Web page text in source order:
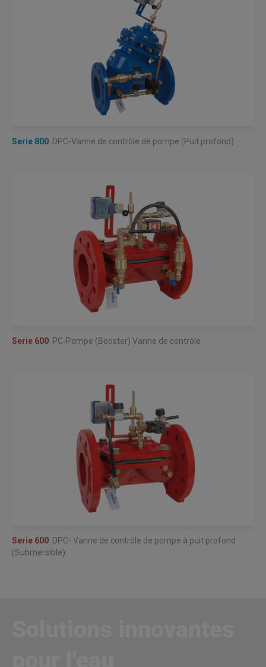
Serie 800 DPC-Vanne de contrôle de pompe (Puit profond)
Serie 600 PC-Pompe (Booster) Vanne de contrôle
Serie 600 DPC- Vanne de contrôle de pompe à puit profond
(Submersible)